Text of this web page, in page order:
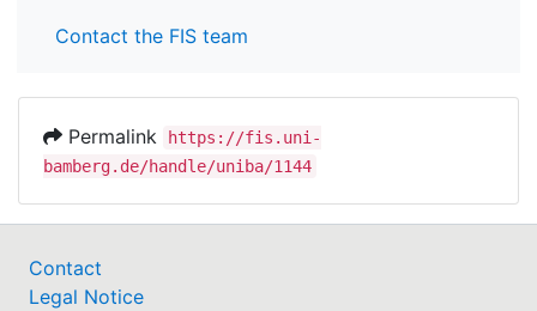
Contact the FIS team
Permalink
https://fis.uni-
bamberg.de/handle/uniba/1144
Contact
Legal Notice